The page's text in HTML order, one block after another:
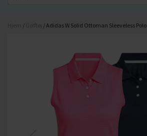
/ / Adidas W Solid Ottoman Sleeveless Polo